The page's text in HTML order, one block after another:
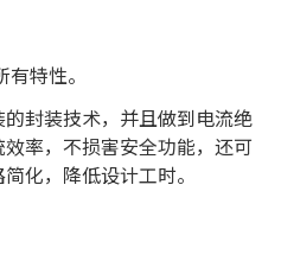
特性。
封装技术，并且做到电流绝
率，不损害安全功能，还可
化，降低设计工时。